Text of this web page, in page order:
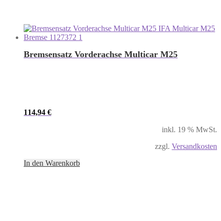
Bremsensatz Vorderachse Multicar M25
114,94 €
inkl. 19 % MwSt.
zzgl. Versandkosten
In den Warenkorb